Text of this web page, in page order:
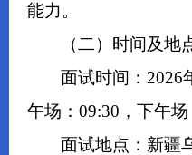
能力。
（二）时间及地
面试时间：2026
午场：09:30，下午场
面试地点：新疆